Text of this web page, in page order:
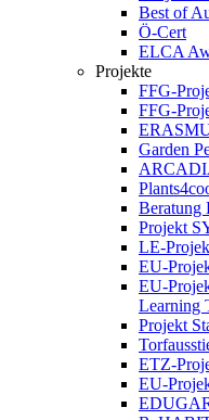
Best of
Ö-Cert
ELCA
Projekte
FFG-
FFG-
Garden
Beratung
Projekt
LE-
EU-
EU-
Learning
Projekt
ETZ-
EU-